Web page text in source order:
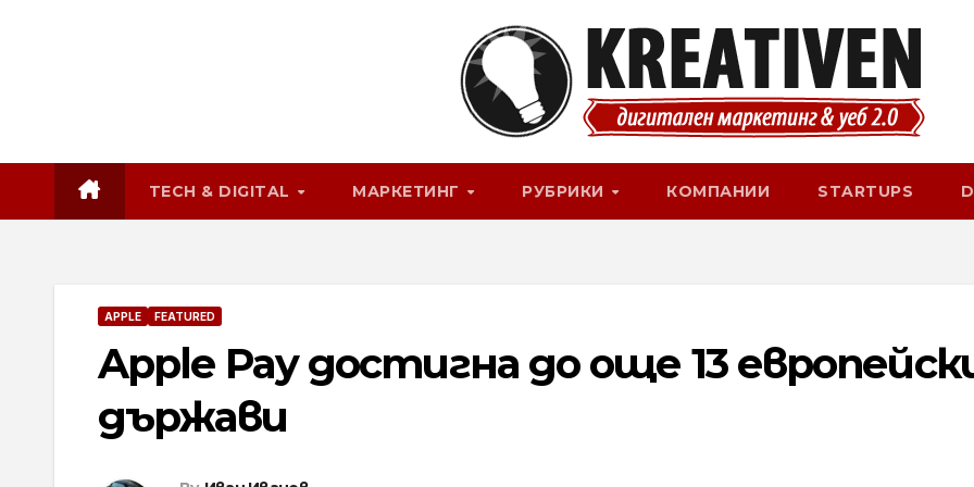
TECH & DIGITAL МАРКЕТИНГ РУБРИКИ КОМПАНИИ STARTUPS
APPLE FEATURED
Apple Pay достигна до още 13
държави